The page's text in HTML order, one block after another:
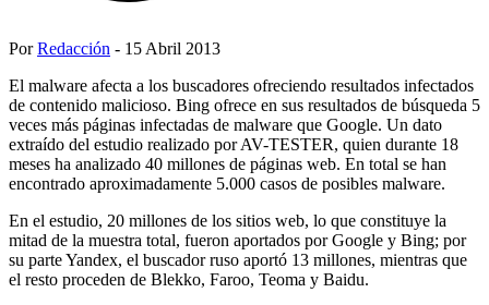
PorRedacción - 15 Abril 2013
El malware afecta a los buscadores ofreciendo resultados infectados
de contenido malicioso. Bing ofrece en sus resultados de búsqueda 5
veces más páginas infectadas de malware que Google. Un dato
extraído del estudio realizado por AV-TESTER, quien durante 18
meses ha analizado 40 millones de páginas web. En total se han
encontrado aproximadamente 5.000 casos de posibles malware.
En el estudio, 20 millones de los sitios web, lo que constituye la
mitad de la muestra total, fueron aportados por Google y Bing; por
su parte Yandex, el buscador ruso aportó 13 millones, mientras que
el resto proceden de Blekko, Faroo, Teoma y Baidu.